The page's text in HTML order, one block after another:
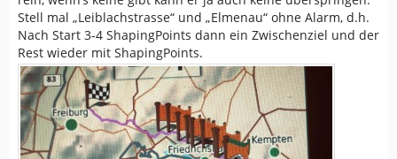
Stell mal „Leiblachstrasse“ und „Elmenau“ ohne Alarm, d.h.
Nach Start 3-4 ShapingPoints dann ein Zwischenziel und der
Rest wieder mit ShapingPoints.